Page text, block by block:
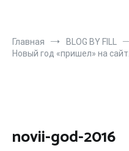
Главная
BLOG BY FILL
Новый год «пришел» на
novii-god-2016